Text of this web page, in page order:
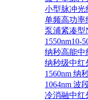
小型脉冲光
单频高功率
泵浦紧凑型
1550nm10-
纳秒高能中
纳秒级中红
1560nm 纳
1064nm 波
冷消融中红